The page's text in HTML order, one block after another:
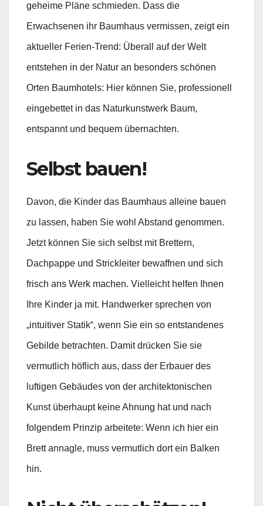
geheime Pläne schmieden. Dass die
Erwachsenen ihr Baumhaus vermissen, zeigt ein
aktueller Ferien-Trend: Überall auf der Welt
entstehen in der Natur an besonders schönen
Orten Baumhotels: Hier können Sie, professionell
eingebettet in das Naturkunstwerk Baum,
entspannt und bequem übernachten.
Selbst bauen!
Davon, die Kinder das Baumhaus alleine bauen
zu lassen, haben Sie wohl Abstand genommen.
Jetzt können Sie sich selbst mit Brettern,
Dachpappe und Strickleiter bewaffnen und sich
frisch ans Werk machen. Vielleicht helfen Ihnen
Ihre Kinder ja mit. Handwerker sprechen von
„intuitiver Statik“, wenn Sie ein so entstandenes
Gebilde betrachten. Damit drücken Sie sie
vermutlich höflich aus, dass der Erbauer des
luftigen Gebäudes von der architektonischen
Kunst überhaupt keine Ahnung hat und nach
folgendem Prinzip arbeitete: Wenn ich hier ein
Brett annagle, muss vermutlich dort ein Balken
hin.